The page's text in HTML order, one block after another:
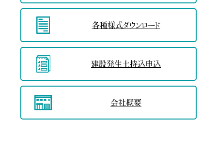
各種様式ダウンロード
建設発生土持込申込
会社概要